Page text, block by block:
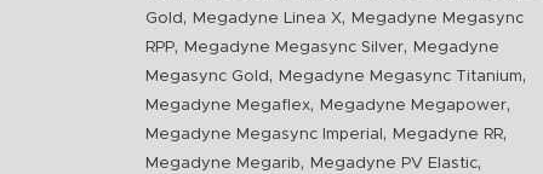
Gold , Megadyne Linea X,
Megadyne Megasync
RPP, Megadyne Megasync Silver,
Megadyne
Megasync Gold , Megadyne Megasync Titanium,
Megadyne Megaflex, Megadyne Megapower,
Megadyne Megasync Imperial , Megadyne RR,
Megadyne Megarib, Megadyne PV Elastic,